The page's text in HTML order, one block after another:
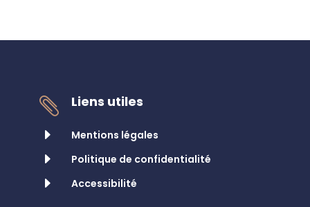

Liens utiles
E
Mentions légales
E Politique de confidentialité
E Accessibilité